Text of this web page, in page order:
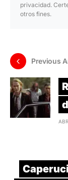
privacidad.
otros fines.
Previous